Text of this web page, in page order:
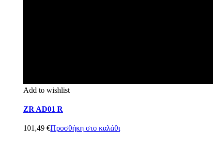
Add to wishlist
ZR AD01 R
101,49 €Προσθήκη στο καλάθι